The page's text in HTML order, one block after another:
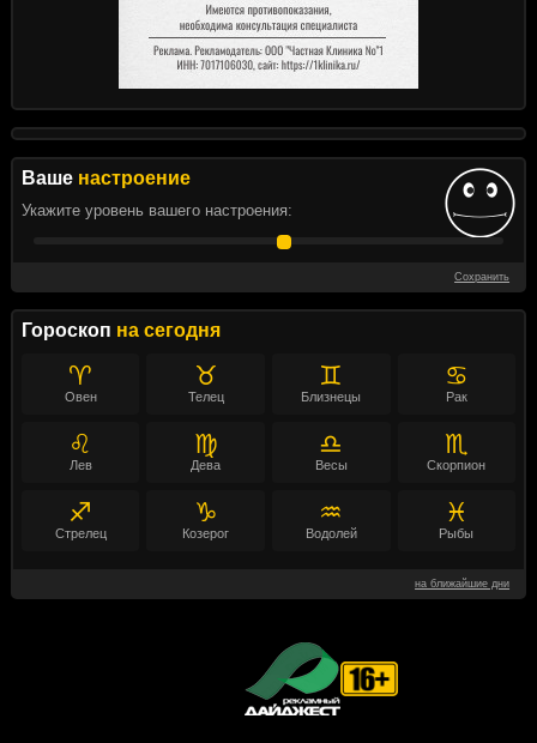
Ваше настроение
Укажите уровень вашего настроения:
Сохранить
Гороскоп на сегодня
♈
Овен
♉
Телец
♊
Близнецы
♋
Рак
♌
Лев
♍
Дева
♎
Весы
♏
Скорпион
♐
Стрелец
♑
Козерог
♒
Водолей
♓
Рыбы
на ближайшие дни